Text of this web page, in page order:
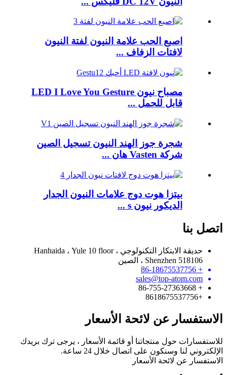
اصبع الحب علامة النيون لفتة النيون
لافتات الزفاف ...
مصباح نيون LED I Love You Gesture
قابل للحمل ...
شجرة جوز الهند النيون تسجيل الصين
شركة Vasten هان ...
بيتزا هوت دوج علامات النيون الجدار
الديكور نيون s ...
اتصل بنا
حديقة الابتكار التكنولوجي Hanhaida ، Yule 10 floor ،
Shenzhen 518106 ، الصين
+ 86-18675537756
sales@top-atom.com
+ 86-755-27363668
+8618675537756
الاستفسار عن لائحة الأسعار
للاستفسارات حول منتجاتنا أو قائمة الأسعار ، يرجى ترك بريدك
الإلكتروني لنا وسنكون على اتصال خلال 24 ساعة.
الاستفسار عن لائحة الأسعار